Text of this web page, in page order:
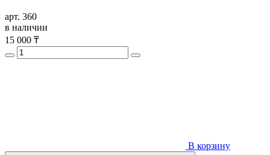
арт. 360
в наличии
15 000 ₸
В корзину